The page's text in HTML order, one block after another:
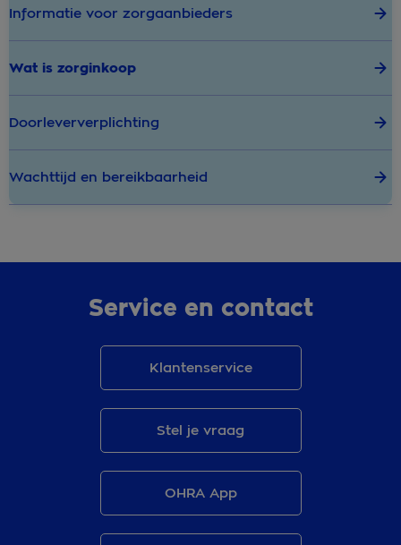
Informatie voor zorgaanbieders
Wat is zorginkoop
Doorleververplichting
Wachttijd en bereikbaarheid
Service en contact
Klantenservice
Stel je vraag
OHRA App